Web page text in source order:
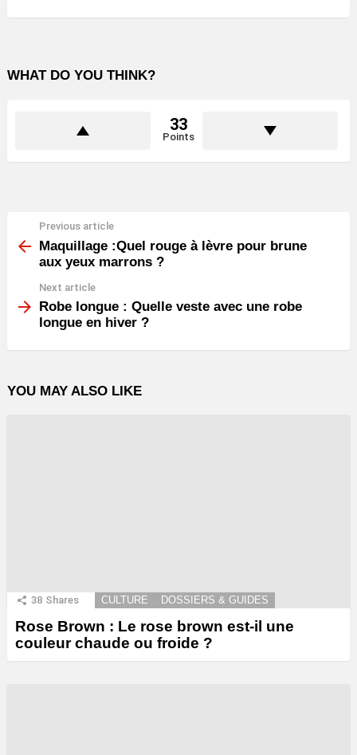
WHAT DO YOU THINK?
33
Points
more
Previous article
Maquillage :Quel rouge à lèvre pour brune
aux yeux marrons ?
Next article
Robe longue : Quelle veste avec une robe
longue en hiver ?
YOU MAY ALSO LIKE
38 Shares CULTURE DOSSIERS & GUIDES
Rose Brown : Le rose brown est-il une
couleur chaude ou froide ?